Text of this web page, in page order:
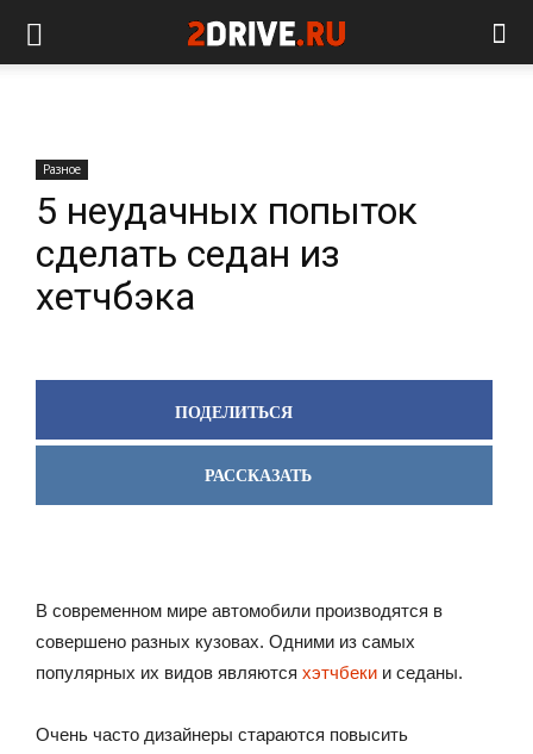
Разное
5 неудачных попыток
сделать седан из
хетчбэка
ПОДЕЛИТЬСЯ
РАССКАЗАТЬ
В современном мире автомобили производятся в
совершено разных кузовах. Одними из самых
популярных их видов являются хэтчбеки и седаны.
Очень часто дизайнеры стараются повысить